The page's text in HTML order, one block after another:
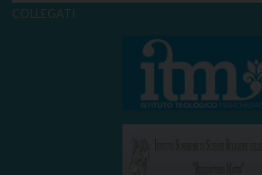
COLLEGATI